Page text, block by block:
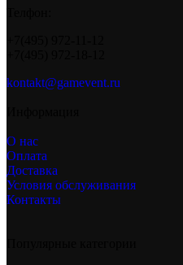
kontakt@gamevent.ru
О нас
Оплата
Доставка
Условия обслуживания
Контакты